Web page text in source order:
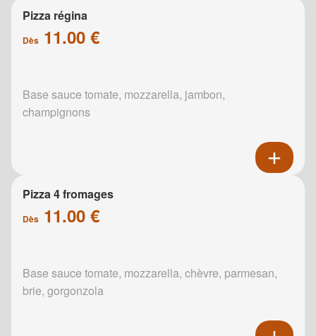
Pizza régina
Dès 11.00 €
Base sauce tomate, mozzarella, jambon,
champignons
Pizza 4 fromages
Dès 11.00 €
Base sauce tomate, mozzarella, chèvre, parmesan,
brie, gorgonzola